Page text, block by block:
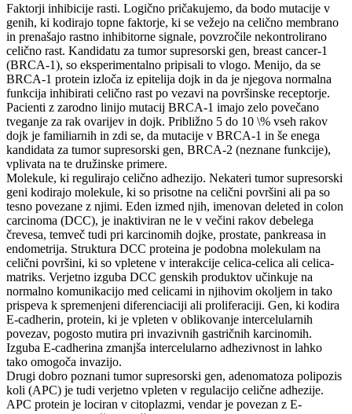
Faktorji inhibicije rasti. Logično pričakujemo, da bodo mutacije v
genih, ki kodirajo topne faktorje, ki se vežejo na celično membrano
in prenašajo rastno inhibitorne signale, povzročile nekontrolirano
celično rast. Kandidatu za tumor supresorski gen, breast cancer-1
(BRCA-1), so eksperimentalno pripisali to vlogo. Menijo, da se
BRCA-1 protein izloča iz epitelija dojk in da je njegova normalna
funkcija inhibirati celično rast po vezavi na površinske receptorje.
Pacienti z zarodno linijo mutacij BRCA-1 imajo zelo povečano
tveganje za rak ovarijev in dojk. Približno 5 do 10 \% vseh rakov
dojk je familiarnih in zdi se, da mutacije v BRCA-1 in še enega
kandidata za tumor supresorski gen, BRCA-2 (neznane funkcije),
vplivata na te družinske primere.
Molekule, ki regulirajo celično adhezijo. Nekateri tumor supresorski
geni kodirajo molekule, ki so prisotne na celični površini ali pa so
tesno povezane z njimi. Eden izmed njih, imenovan deleted in colon
carcinoma (DCC), je inaktiviran ne le v večini rakov debelega
črevesa, temveč tudi pri karcinomih dojke, prostate, pankreasa in
endometrija. Struktura DCC proteina je podobna molekulam na
celični površini, ki so vpletene v interakcije celica-celica ali celica-
matriks. Verjetno izguba DCC genskih produktov učinkuje na
normalno komunikacijo med celicami in njihovim okoljem in tako
prispeva k spremenjeni diferenciaciji ali proliferaciji. Gen, ki kodira
E-cadherin, protein, ki je vpleten v oblikovanje intercelularnih
povezav, pogosto mutira pri invazivnih gastričnih karcinomih.
Izguba E-cadherina zmanjša intercelularno adhezivnost in lahko
tako omogoča invazijo.
Drugi dobro poznani tumor supresorski gen, adenomatoza polipozis
koli (APC) je tudi verjetno vpleten v regulacijo celične adhezije.
APC protein je lociran v citoplazmi, vendar je povezan z E-